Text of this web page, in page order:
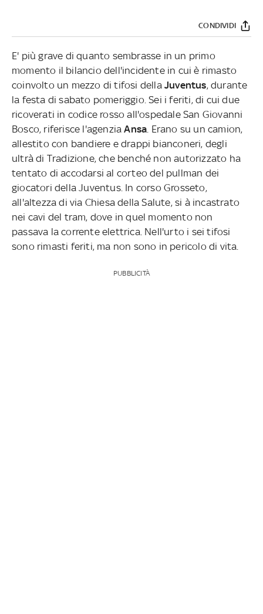
CONDIVIDI
E' più grave di quanto sembrasse in un primo
momento il bilancio dell'incidente in cui è rimasto
coinvolto un mezzo di tifosi della Juventus, durante
la festa di sabato pomeriggio. Sei i feriti, di cui due
ricoverati in codice rosso all'ospedale San Giovanni
Bosco, riferisce l'agenziaAnsa . Erano su un camion,
allestito con bandiere e drappi bianconeri, degli
ultrà di Tradizione, che benché non autorizzato ha
tentato di accodarsi al corteo del pullman dei
giocatori della Juventus. In corso Grosseto,
all'altezza di via Chiesa della Salute, si à incastrato
nei cavi del tram, dove in quel momento non
passava la corrente elettrica. Nell'urto i sei tifosi
sono rimasti feriti, ma non sono in pericolo di vita.
PUBBLICITÀ